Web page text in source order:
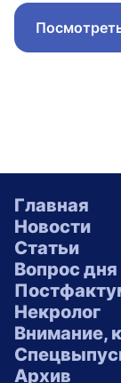
Главная
Новости
Статьи
Вопрос дня
Некролог
Внимание,
Архив